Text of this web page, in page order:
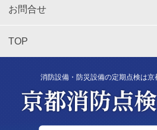
お問合せ
TOP
消防設備・防災設備の定期点検は